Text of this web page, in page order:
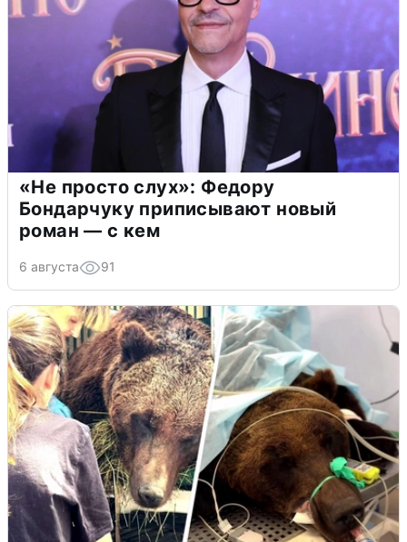
«Не просто слух»: Федору
Бондарчуку приписывают новый
роман — с кем
6 августа 91